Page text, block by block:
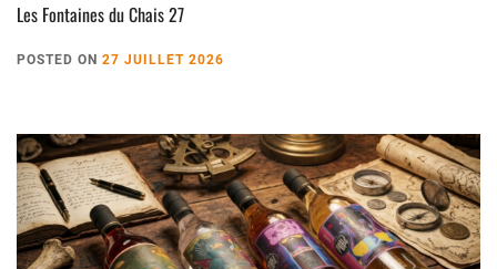
Les Fontaines du Chais 27
POSTED ON 27 JUILLET 2026